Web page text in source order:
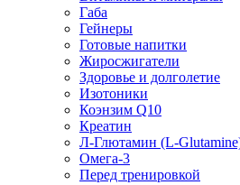
Габа
Гейнеры
Готовые напитки
Жиросжигатели
Здоровье и долголетие
Изотоники
Коэнзим Q10
Креатин
Л-Глютамин (L-
Омега-3
Перед тренировкой